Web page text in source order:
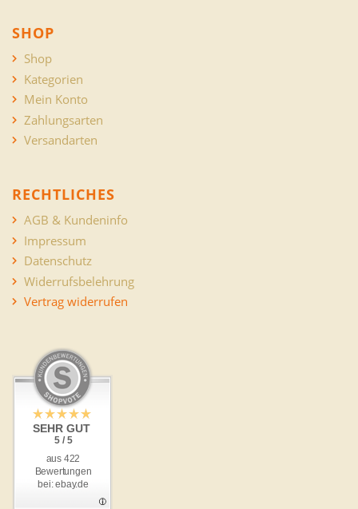
SHOP
Shop
Kategorien
Mein Konto
Zahlungsarten
Versandarten
RECHTLICHES
AGB & Kundeninfo
Impressum
Datenschutz
Widerrufsbelehrung
Vertrag widerrufen
SEHR GUT
5 / 5
aus 422
Bewertungen
bei: ebay.de